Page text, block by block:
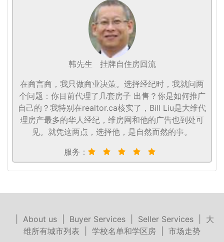
韩先生
挂牌自住房回流
在商言商，我只做商业决策。选择经纪时，我就问两
个问题：你目前代理了几套房子 出售？你是如何推广
自己的？我特别在realtor.ca核实了，Bill Liu是大维代
理房产最多的华人经纪，维房网和他的广告也到处可
见。就凭这两点，选择他，是自然而然的事。
服务：
About us| Buyer Services| Seller Services| 大
维所有城市列表
学校名单和学区房 市场走势